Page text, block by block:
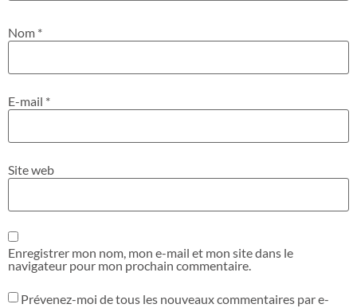
Nom *
E-mail *
Site web
Enregistrer mon nom, mon e-mail et mon site dans le
navigateur pour mon prochain commentaire.
Prévenez-moi de tous les nouveaux commentaires par e-